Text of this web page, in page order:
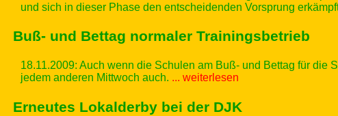
und sich in dieser Phase den entscheidenden Vorsprung
Buß- und Bettag normaler Trainingsbetrieb
18.11.2009: Auch wenn die Schulen am Buß- und Bettag für
jedem anderen Mittwoch auch. ... weiterlesen
Erneutes Lokalderby bei der DJK